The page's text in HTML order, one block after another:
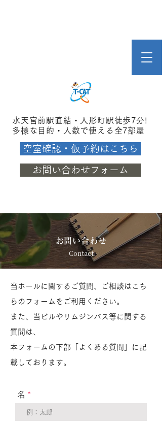
水天宮前駅直結・人形町駅徒歩7分!
多様な目的・人数で使える全7部屋
空室確認・仮予約はこちら
お問い合わせフォーム
お問い合わせ
Contact
当ホールに関するご質問、ご相談はこち
らのフォームをご利用ください。
また、当ビルやリムジンバス等に関する
質問は、
本フォームの下部「よくある質問」に記
載しております。
名